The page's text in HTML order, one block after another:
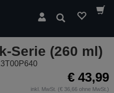
Suchen
Serie (260 ml)
€ 43,99
inkl. MwSt. (€ 36,66 ohne MwSt.)